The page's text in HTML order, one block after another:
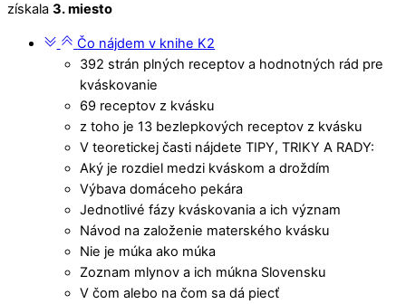
získala 3. miesto
Čo nájdem v knihe K2
392 strán plných receptov a hodnotných rád pre
kváskovanie
69 receptov z kvásku
z toho je 13 bezlepkových receptov z kvásku
V teoretickej časti nájdete TIPY, TRIKY A RADY:
Aký je rozdiel medzi kváskom a droždím
Výbava domáceho pekára
Jednotlivé fázy kváskovania a ich význam
Návod na založenie materského kvásku
Nie je múka ako múka
Zoznam mlynov a ich múkna Slovensku
V čom alebo na čom sa dá piecť